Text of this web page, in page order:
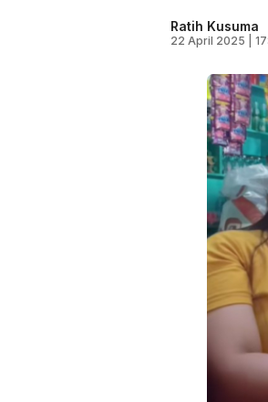
Ratih Kusuma
22 April 2025 |